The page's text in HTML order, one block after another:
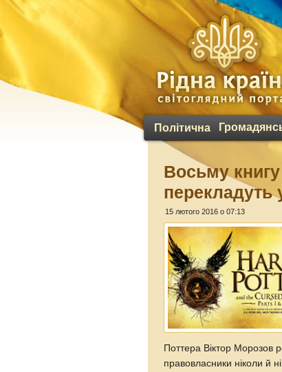
Політична
Восьму
перекладуть
15 лютого 2016 о 07:13
Поттера Віктор Морозов
правовласники ніколи й